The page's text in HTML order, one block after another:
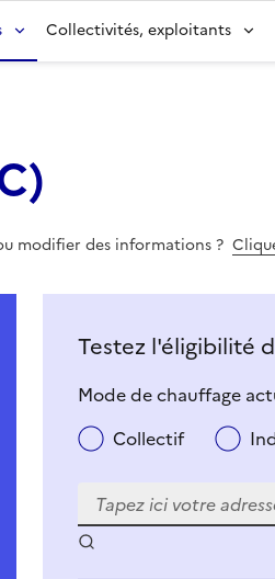
Collectivités, exploitants
)
modifier des informations ?
Testez l'éligibilité
Mode de chauffage
Collectif